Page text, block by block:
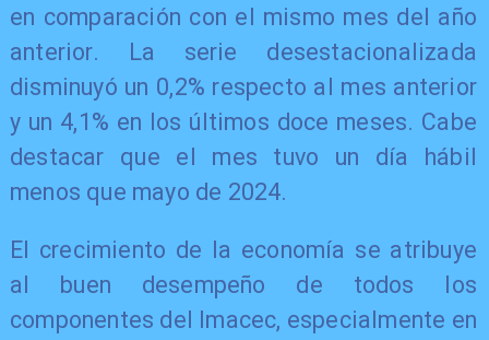
en comparación con el mismo mes del año
anterior. La serie desestacionalizada
disminuyó un 0,2% respecto al mes anterior
y un 4,1% en los últimos doce meses. Cabe
destacar que el mes tuvo un día hábil
menos que mayo de 2024.
El crecimiento de la economía se atribuye
al buen desempeño de todos los
componentes del Imacec, especialmente en